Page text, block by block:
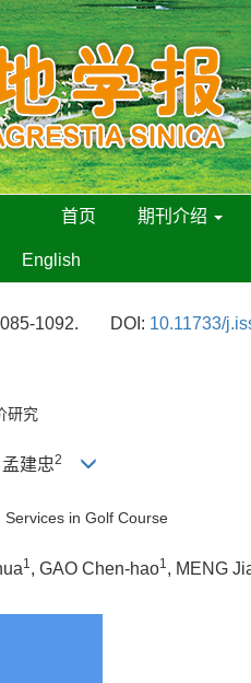
首页 期刊介绍
English
1092. DOI: 10.11733/
研究
孟建忠2
Services in Golf Course
1, GAO Chen-hao1, MENG